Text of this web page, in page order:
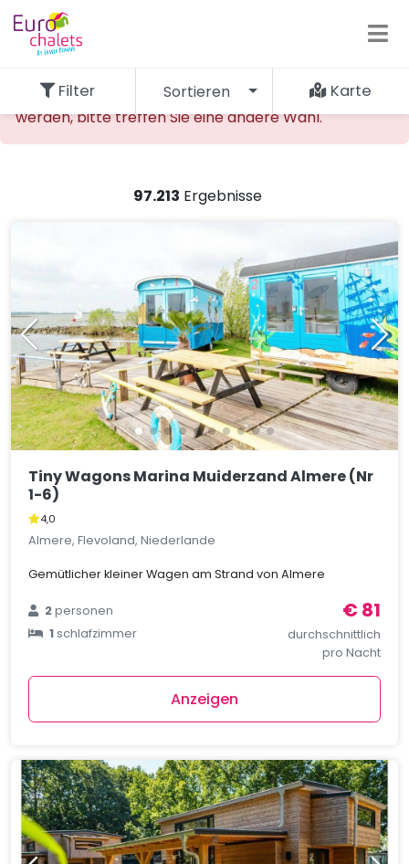
Die gewünschte Unterkunft kann nicht gefunden
werden, bitte treffen Sie eine andere Wahl.
97.213 Ergebnisse
Filter Sortieren Karte
Tiny Wagons Marina Muiderzand Almere (Nr
1-6)
4,0
Almere, Flevoland, Niederlande
Gemütlicher kleiner Wagen am Strand von Almere
2personen
1schlafzimmer
€ 81
durchschnittlich
pro Nacht
Anzeigen